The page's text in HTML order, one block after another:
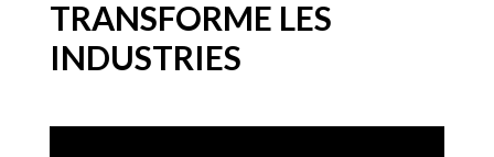
TRANSFORME LES
INDUSTRIES